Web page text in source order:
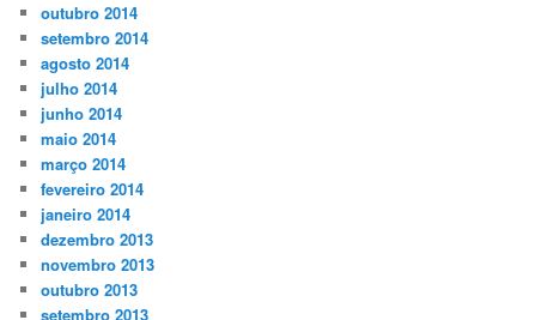
outubro 2014
setembro 2014
agosto 2014
julho 2014
junho 2014
maio 2014
março 2014
fevereiro 2014
janeiro 2014
dezembro 2013
novembro 2013
outubro 2013
setembro 2013